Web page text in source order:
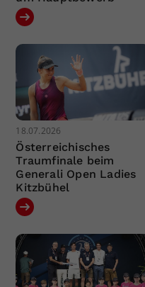
18.07.2026
Österreichisches
Traumfinale beim
Generali Open Ladies
Kitzbühel